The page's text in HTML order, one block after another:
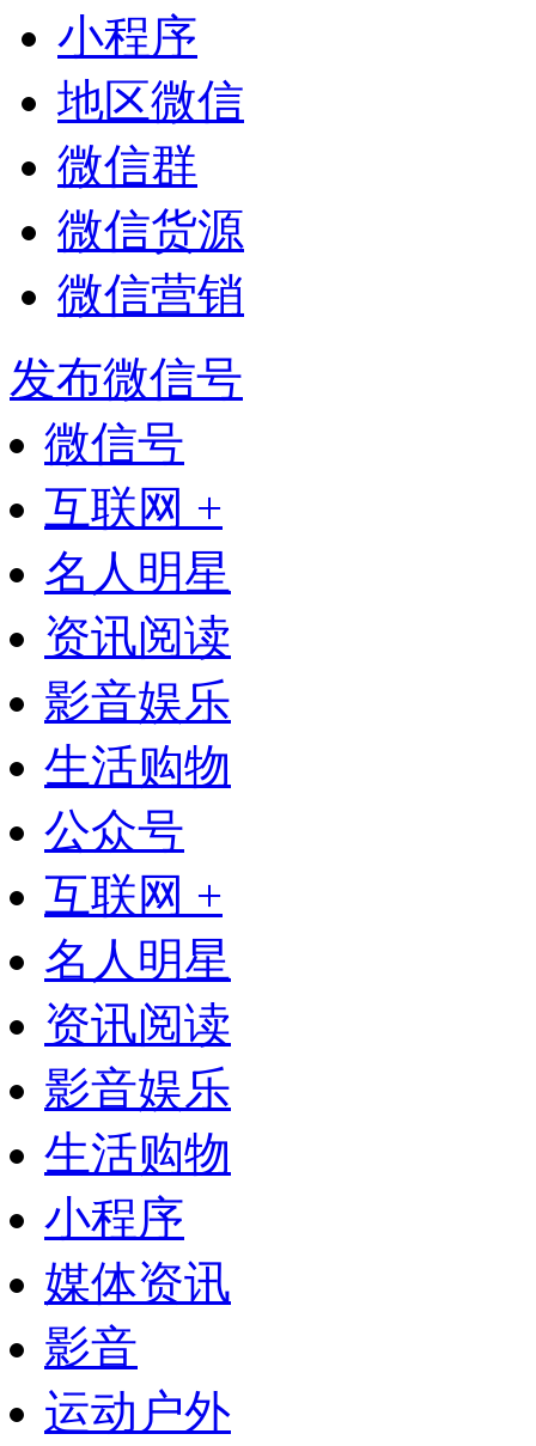
小程序
地区微信
微信群
微信货源
微信营销
发布微信号
微信号
互联网 +
名人明星
资讯阅读
影音娱乐
生活购物
公众号
互联网 +
名人明星
资讯阅读
影音娱乐
生活购物
小程序
媒体资讯
影音
运动户外